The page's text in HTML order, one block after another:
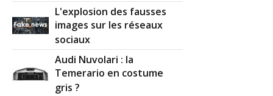
L'explosion des fausses
images sur les réseaux
sociaux
Audi Nuvolari : la
Temerario en costume
gris ?